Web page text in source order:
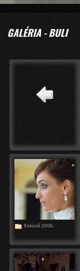
GALÉRIA - BULI
Esküvő 2006.